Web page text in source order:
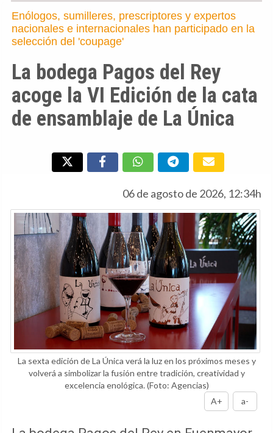
Enólogos, sumilleres, prescriptores y expertos
nacionales e internacionales han participado en la
selección del 'coupage'
La bodega Pagos del Rey
acoge la VI Edición de la cata
de ensamblaje de La Única
06 de agosto de 2026, 12:34h
La sexta edición de La Única verá la luz en los próximos meses y
volverá a simbolizar la fusión entre tradición, creatividad y
excelencia enológica.(Foto: Agencias)
A+
a-